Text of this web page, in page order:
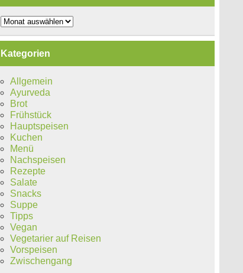
Archiv
Kategorien
Allgemein
Ayurveda
Brot
Frühstück
Hauptspeisen
Kuchen
Menü
Nachspeisen
Rezepte
Salate
Snacks
Suppe
Tipps
Vegan
Vegetarier auf Reisen
Vorspeisen
Zwischengang